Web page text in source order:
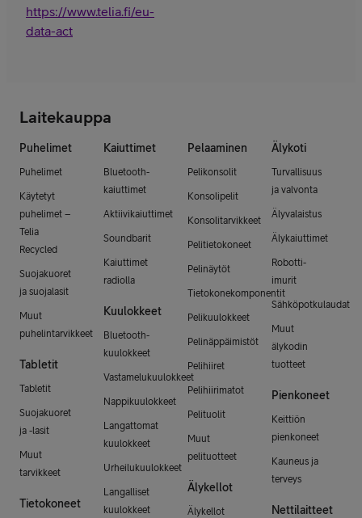
https://www.telia.fi/eu-
data-act
Laitekauppa
Puhelimet
Puhelimet
Käytetyt
puhelimet –
Telia
Recycled
Suojakuoret
ja suojalasit
Muut
puhelintarvikkeet
Tabletit
Tabletit
Suojakuoret
ja -lasit
Muut
tarvikkeet
Tietokoneet
Kaiuttimet
Bluetooth-
kaiuttimet
Aktiivikaiuttimet
Soundbarit
Kaiuttimet
radiolla
Kuulokkeet
Bluetooth-
kuulokkeet
Vastamelukuulokkeet
Nappikuulokkeet
Langattomat
kuulokkeet
Urheilukuulokkeet
Langalliset
kuulokkeet
Pelaaminen
Pelikonsolit
Konsolipelit
Konsolitarvikkeet
Pelitietokoneet
Pelinäytöt
Tietokonekomponentit
Pelikuulokkeet
Pelinäppäimistöt
Pelihiiret
Pelihiirimatot
Pelituolit
Muut
pelituotteet
Älykellot
Älykellot
Älykoti
Turvallisuus
ja valvonta
Älyvalaistus
Älykaiuttimet
Robotti-
imurit
Sähköpotkulaudat
Muut
älykodin
tuotteet
Pienkoneet
Keittiön
pienkoneet
Kauneus ja
terveys
Nettilaitteet